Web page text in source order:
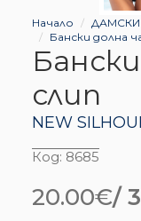
Начало
Бански долна
слип
NEW
Код: 8685
20.00€/